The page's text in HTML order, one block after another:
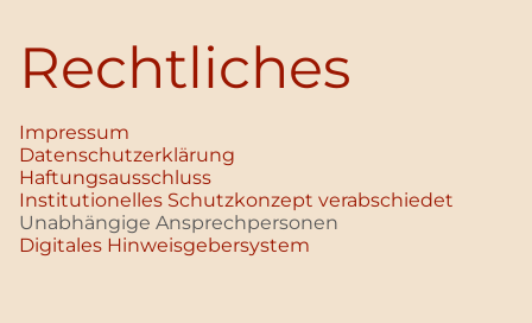
Rechtliches
Impressum
Datenschutz­erklärung
Haftungsausschluss
Institutionelles Schutzkonzept verabschiedet
Unabhängige Ansprechpersonen
Digitales Hinweisgebersystem